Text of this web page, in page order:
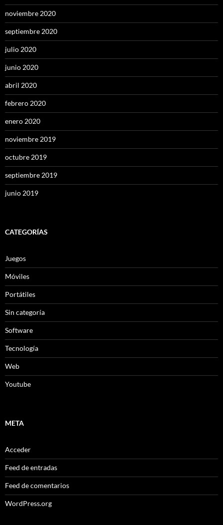
noviembre 2020
septiembre 2020
julio 2020
junio 2020
abril 2020
febrero 2020
enero 2020
noviembre 2019
octubre 2019
septiembre 2019
junio 2019
CATEGORÍAS
Juegos
Móviles
Portátiles
Sin categoría
Software
Tecnología
Web
Youtube
META
Acceder
Feed de entradas
Feed de comentarios
WordPress.org